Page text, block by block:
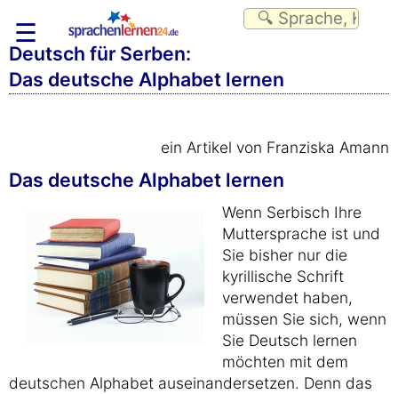
☰
Deutsch für Serben:
Das deutsche Alphabet lernen
ein Artikel von Franziska Amann
Das deutsche Alphabet lernen
Wenn Serbisch Ihre
Muttersprache ist und
Sie bisher nur die
kyrillische Schrift
verwendet haben,
müssen Sie sich, wenn
Sie Deutsch lernen
möchten mit dem
deutschen Alphabet auseinandersetzen. Denn das